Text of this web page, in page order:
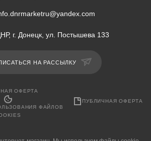
г. Донецк, ул. Постышева 133
НА РАССЫЛКУ
ОФЕРТА
ФАЙЛОВ
ПУБЛИЧНАЯ ОФЕРТА